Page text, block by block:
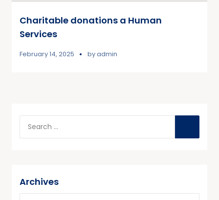
Charitable donations a Human
Services
February 14, 2025 byadmin
Archives